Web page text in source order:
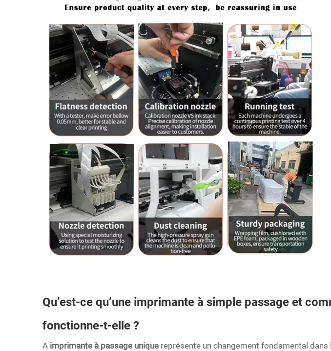
Qu’est-ce qu’une imprimante à simple passage et
fonctionne-t-elle ?
A imprimante à passage unique représente un changement fondamental dans